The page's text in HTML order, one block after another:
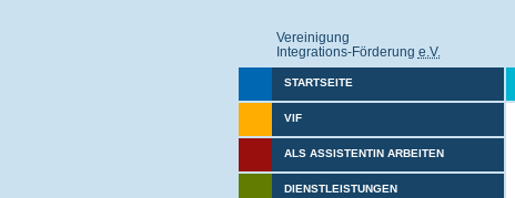
Vereinigung
Integrations-Förderung e.V.
STARTSEITE
VIF
ALS ASSISTENTIN ARBEITEN
DIENSTLEISTUNGEN